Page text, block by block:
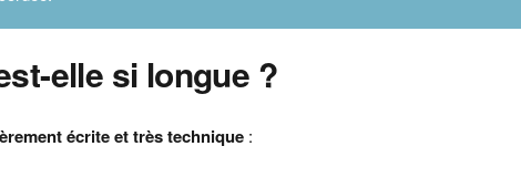
elle si longue ?
écrite et très technique :